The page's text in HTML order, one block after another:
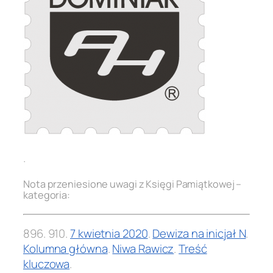
.
Nota przeniesione uwagi z Księgi Pamiątkowej –
kategoria:
896. 910.7 kwietnia 2020.Dewiza na inicjał N.
Kolumna główna.Niwa Rawicz.Treść
kluczowa.